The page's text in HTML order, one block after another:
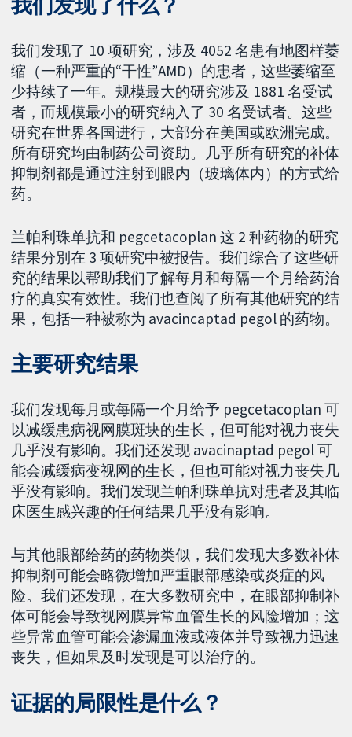
我们发现了 10 项研究，涉及 4052 名患有地图样萎
缩（一种严重的“干性”AMD）的患者，这些萎缩至
少持续了一年。规模最大的研究涉及 1881 名受试
者，而规模最小的研究纳入了 30 名受试者。这些
研究在世界各国进行，大部分在美国或欧洲完成。
所有研究均由制药公司资助。几乎所有研究的补体
抑制剂都是通过注射到眼内（玻璃体内）的方式给
药。
兰帕利珠单抗和 pegcetacoplan 这 2 种药物的研究
结果分別在 3 项研究中被报告。我们综合了这些研
究的结果以帮助我们了解每月和每隔一个月给药治
疗的真实有效性。我们也查阅了所有其他研究的结
果，包括一种被称为 avacincaptad pegol 的药物。
主要研究结果
我们发现每月或每隔一个月给予 pegcetacoplan 可
以减缓患病视网膜斑块的生长，但可能对视力丧失
几乎没有影响。我们还发现 avacinaptad pegol 可
能会减缓病变视网的生长，但也可能对视力丧失几
乎没有影响。我们发现兰帕利珠单抗对患者及其临
床医生感兴趣的任何结果几乎没有影响。
与其他眼部给药的药物类似，我们发现大多数补体
抑制剂可能会略微增加严重眼部感染或炎症的风
险。我们还发现，在大多数研究中，在眼部抑制补
体可能会导致视网膜异常血管生长的风险增加；这
些异常血管可能会渗漏血液或液体并导致视力迅速
丧失，但如果及时发现是可以治疗的。
证据的局限性是什么？